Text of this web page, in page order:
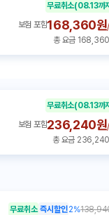
무료취소(08.13까
보험 포함168,360원/
총 요금
무료취소(08.13까
보험 포함236,240원/
총 요금
무료취소 즉시할인2%